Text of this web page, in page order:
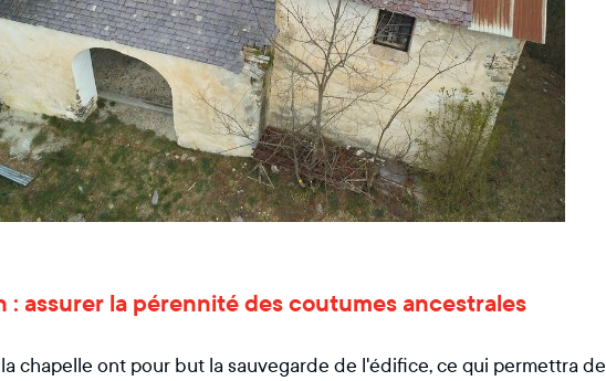
: assurer la pérennité des coutumes ancestrales
chapelle ont pour but la sauvegarde de l'édifice, ce qui permettra de